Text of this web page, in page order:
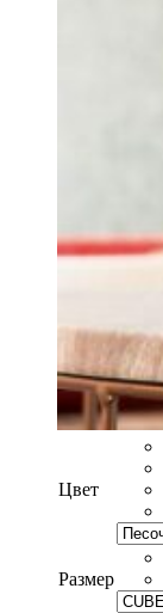
Цвет
Размер